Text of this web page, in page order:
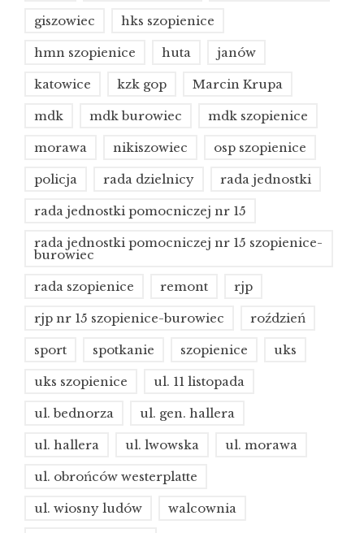
giszowiec hks szopienice
hmn szopienice huta janów
katowice kzk gop Marcin Krupa
mdk mdk burowiec mdk szopienice
morawa nikiszowiec osp szopienice
policja rada dzielnicy rada jednostki
rada jednostki pomocniczej nr 15
rada jednostki pomocniczej nr 15 szopienice-
burowiec
rada szopienice remont rjp
rjp nr 15 szopienice-burowiec roździeń
sport spotkanie szopienice uks
uks szopienice ul. 11 listopada
ul. bednorza ul. gen. hallera
ul. hallera ul. lwowska ul. morawa
ul. obrońców westerplatte
ul. wiosny ludów walcownia